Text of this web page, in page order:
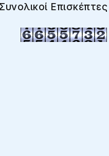
Επισκέπτες